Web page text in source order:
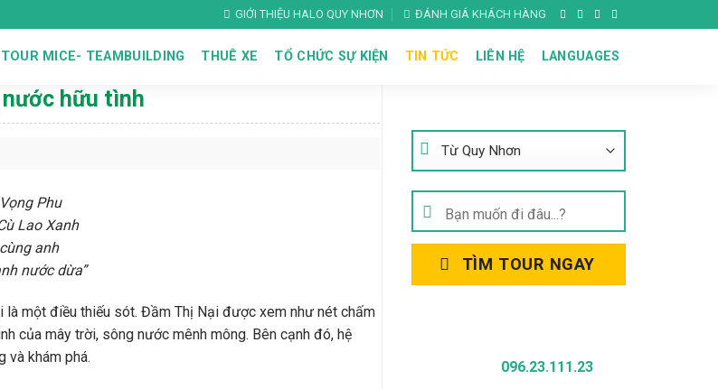
GIỚI THIỆU HALO QUY NHƠN ĐÁNH GIÁ KHÁCH HÀNG
TOUR MICE- TEAMBUILDING THUÊ XE TỔ CHỨC SỰ KIỆN TIN TỨC LIÊN HỆ LANGUAGES
hữu tình
Phu
Lao Xanh
anh
nước dừa”
một điều thiếu sót. Đầm Thị Nại được xem như nét chấm
của mây trời, sông nước mênh mông. Bên cạnh đó, hệ
và khám phá.
Tìm
kiếm:
TÌM TOUR NGAY
096.23.111.23